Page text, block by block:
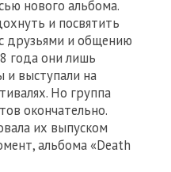
нового альбома.
и посвятить
друзьями и общению
года они лишь
и выступали на
Но группа
окончательно.
их выпуском
альбома «Death